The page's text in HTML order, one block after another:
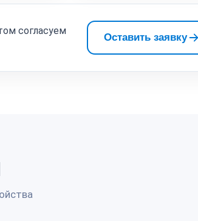
согласуем
Оставить заявку